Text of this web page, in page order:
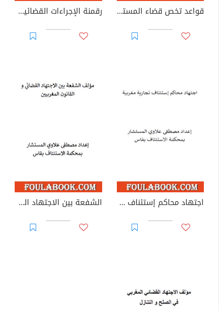
قواعد تخص قضاء المستعجلات لمحكمة النقض رقمنة الإجراءات القضائية في الميدانين المدني والجنائي
اجتهاد محاكم إستئناف تجارية مغربية الشفعة بين الاجتهاد القضائي والقانون المغربيين